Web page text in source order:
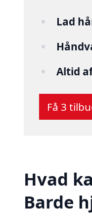
Lad
Altid
Få 3
Hvad
Barde